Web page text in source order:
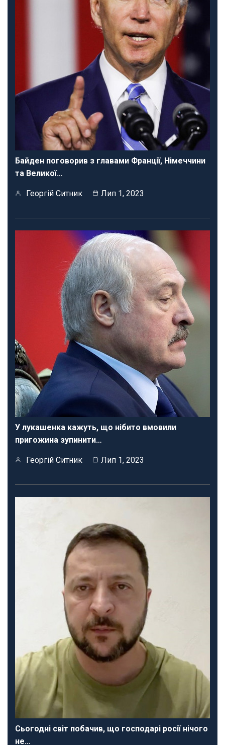
Байден поговорив з главами Франції, Німеччини
та Великої…
Георгій Ситник Лип 1, 2023
У лукашенка кажуть, що нібито вмовили
пригожина зупинити…
Георгій Ситник Лип 1, 2023
Сьогодні світ побачив, що господарі росії нічого
не…